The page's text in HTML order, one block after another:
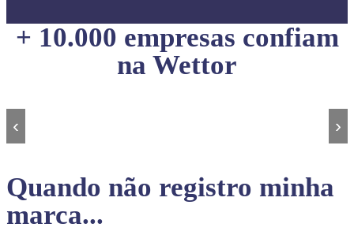
+ 10.000 empresas confiam
na Wettor
‹ ›
Quando não registro minha
marca...